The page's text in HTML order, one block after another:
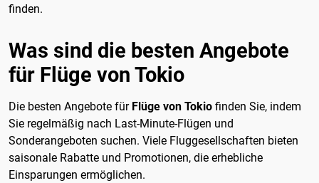
finden.
Was sind die besten Angebote
für Flüge von Tokio
Die besten Angebote für Flüge von Tokio finden Sie, indem
Sie regelmäßig nach Last-Minute-Flügen und
Sonderangeboten suchen. Viele Fluggesellschaften bieten
saisonale Rabatte und Promotionen, die erhebliche
Einsparungen ermöglichen.